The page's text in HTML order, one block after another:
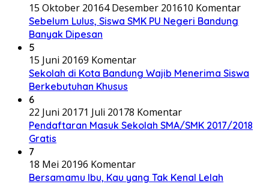
15 Oktober 20164 Desember 201610 Komentar
Sebelum Lulus, Siswa SMK PU Negeri Bandung
Banyak Dipesan
5
15 Juni 20169 Komentar
Sekolah di Kota Bandung Wajib Menerima Siswa
Berkebutuhan Khusus
6
22 Juni 20171 Juli 20178 Komentar
Pendaftaran Masuk Sekolah SMA/SMK 2017/2018
Gratis
7
18 Mei 20196 Komentar
Bersamamu Ibu, Kau yang Tak Kenal Lelah